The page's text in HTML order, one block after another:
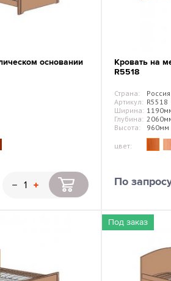
основании
Кровать на
R5518
Страна:
Россия
Артикул: R5518
Ширина:
Глубина:
Высота:
960мм
цвет:
По
Под заказ